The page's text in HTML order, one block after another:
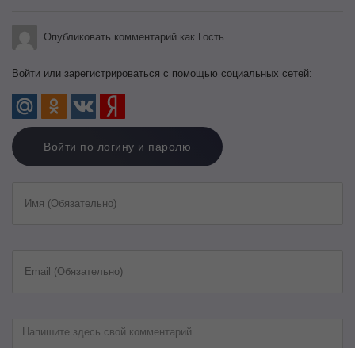
Опубликовать комментарий как Гость.
Войти или зарегистрироваться с помощью социальных сетей:
Войти по логину и паролю
Имя (Обязательно)
Email (Обязательно)